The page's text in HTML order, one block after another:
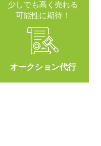
少しでも高く売れる
可能性に期待！
オークション代行